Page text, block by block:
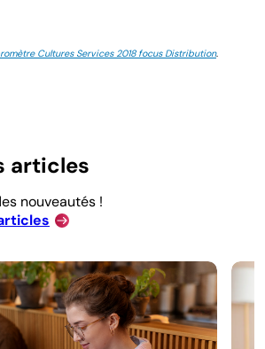
Cultures Services 2018 focus Distribution.
articles
nouveautés !